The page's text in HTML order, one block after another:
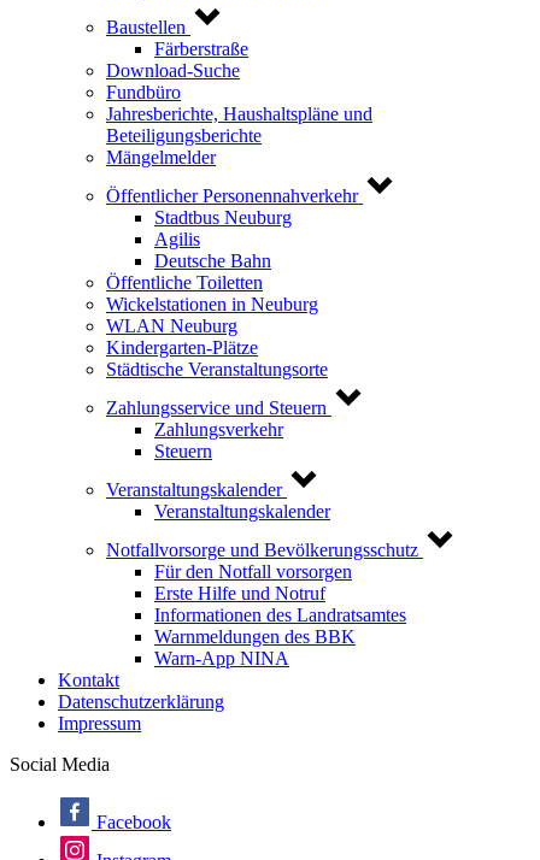
Baustellen
Färberstraße
Download-Suche
Fundbüro
Jahresberichte, Haushaltspläne und
Beteiligungsberichte
Mängelmelder
Öffentlicher Personennahverkehr
Stadtbus Neuburg
Agilis
Deutsche Bahn
Öffentliche Toiletten
Wickelstationen in Neuburg
WLAN Neuburg
Kindergarten-Plätze
Städtische Veranstaltungsorte
Zahlungsservice und Steuern
Zahlungsverkehr
Steuern
Veranstaltungskalender
Veranstaltungskalender
Notfallvorsorge und Bevölkerungsschutz
Für den Notfall vorsorgen
Erste Hilfe und Notruf
Informationen des Landratsamtes
Warnmeldungen des BBK
Warn-App NINA
Kontakt
Datenschutzerklärung
Impressum
Social Media
Facebook